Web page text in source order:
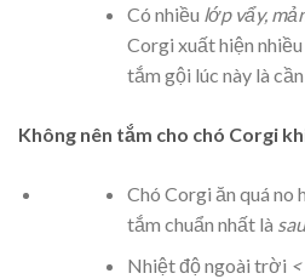
Có nhiều lớp vẩy,
Corgi xuất hiện nhiều
tắm gội lúc này là
Không nên tắm cho chó Corgi
Chó Corgi ăn quá no
tắm chuẩn nhất là
Nhiệt độ ngoài trời